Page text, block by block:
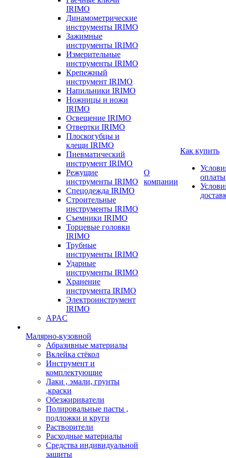
IRIMO
Динамометрические
инструменты IRIMO
Зажимные
инструменты IRIMO
Измерительные
инструменты IRIMO
Крепежный
инструмент IRIMO
Напильники IRIMO
Ножницы и ножи
IRIMO
Освещение IRIMO
Отвертки IRIMO
Плоскогубцы и
клещи IRIMO
Пневматический
инструмент IRIMO
Режущие
инструменты IRIMO
Спецодежда IRIMO
Строительные
инструменты IRIMO
Съемники IRIMO
Торцевые головки
IRIMO
Трубные
инструменты IRIMO
Ударные
инструменты IRIMO
Хранение
инструмента IRIMO
Электроинструмент
IRIMO
APAC
Малярно-кузовной
Абразивные материалы
Вклейка стёкол
Инструмент и
комплектующие
Лаки , эмали, грунты
,краски
Обезжириватели
Полировальные пасты ,
подложки и круги
Растворители
Расходные материалы
Средства индивидуальной
защиты
О
компании
Как купить
оплаты